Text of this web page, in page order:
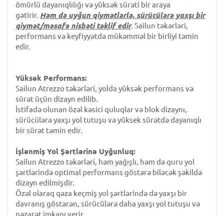
ömürlü dayanıqlılığı və yüksək sürəti bir araya
gətirir. Həm də uyğun qiymətlərlə, sürücülərə yaxşı bir
qiymət/məsafə nisbəti təklif edir. Sailun təkərləri,
performans və keyfiyyətdə mükəmməl bir birliyi təmin
edir.
Yüksək Performans:
Sailun Atrezzo təkərləri, yolda yüksək performans və
sürət üçün dizayn edilib.
İstifadə olunan özəl kəsici quluqlar və blok dizaynı,
sürücülərə yaxşı yol tutuşu və yüksek sürətdə dayanıqlı
bir sürət təmin edir.
İşlənmiş Yol Şərtlərinə Uyğunluq:
Sailun Atrezzo təkərləri, həm yağışlı, həm də quru yol
şərtlərində optimal performans göstərə biləcək şəkildə
dizayn edilmişdir.
Özəl olaraq qəza keçmiş yol şərtlərində də yaxşı bir
davranış göstərən, sürücülərə daha yaxşı yol tutuşu və
nəzarət imkanı verir.